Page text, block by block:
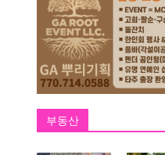
부동산